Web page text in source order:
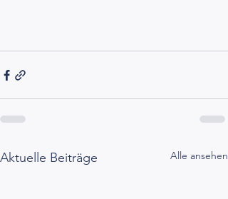
Aktuelle Beiträge Alle ansehen